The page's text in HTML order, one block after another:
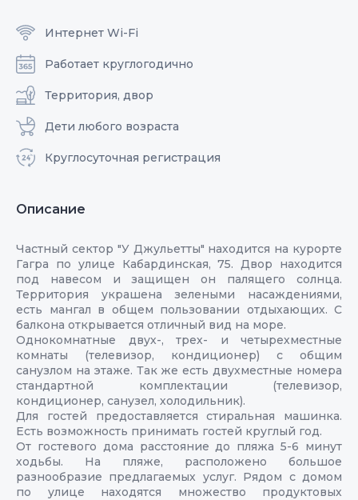
Интернет Wi-Fi
Работает круглогодично
Территория, двор
Дети любого возраста
Круглосуточная регистрация
Описание
Частный сектор "У Джульетты" находится на курорте
Гагра по улице Кабардинская, 75. Двор находится
под навесом и защищен он палящего солнца.
Территория украшена зелеными насаждениями,
есть мангал в общем пользовании отдыхающих. С
балкона открывается отличный вид на море.
Однокомнатные двух-, трех- и четырехместные
комнаты (телевизор, кондиционер) с общим
санузлом на этаже. Так же есть двухместные номера
стандартной комплектации (телевизор,
кондиционер, санузел, холодильник).
Для гостей предоставляется стиральная машинка.
Есть возможность принимать гостей круглый год.
От гостевого дома расстояние до пляжа 5-6 минут
ходьбы. На пляже, расположено большое
разнообразие предлагаемых услуг. Рядом с домом
по улице находятся множество продуктовых